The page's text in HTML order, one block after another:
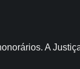
A